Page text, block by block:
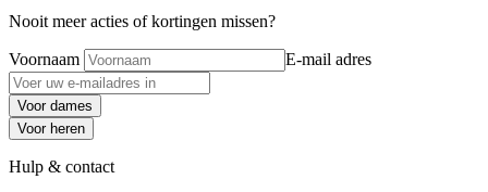
Nooit meer acties of kortingen missen?
Voornaam E-mail adres
Voor dames
Voor heren
Hulp & contact